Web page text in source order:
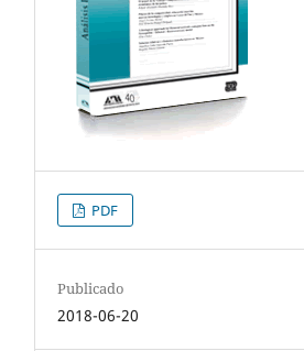
PDF
Publicado
2018-06-20